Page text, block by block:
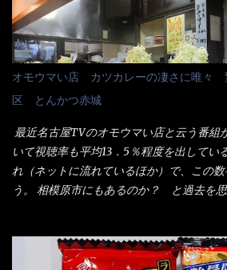
と湯が注がれていたら食べ進むうちに、
う。 これなら茹で上がった直後のままで
いか！ 別皿で、葱と天かすを満タンに用
れに湯が無い利点として、汁が薄まらな
れ！！ 湯があると、うどんと共に汁の方
う。つまりラーメンの麺にスープが絡む現
ずに汁も薄らむこともなく・・最後の方
しました。 腹イッパイだけど、得サイズ
たし満足達成度100％ 苦しいと云う事も
は入りそうだね。 と云う事で、今回＜釜
試したら、確...
パリ） まぁ～この慣習が残っているのは
士（昇進目的）などの世界でしょう。 要
感じかな。 丸亀製麺と云えば、大阪誕生
は？）へ広がった、讃岐饂飩チェーン店
無いでしょう。 各店舗で、毎日饂飩を打
方には店舗に寄って違う！と云う人も居る
讃岐饂飩チェーン店と関係があるのか？
ケージからすれば、間違いなく贈答用目
用箱詰め饂飩・・・またもやメガドンキ
この様な状態です。 乾麺の束が6束／一パ
1280円と云った感じです。 で私は幾らで
たかって？ それは非常に言いづらい・・
オモウマい店 カツカレーの凄さに唯々
区 とんかつ赤城
最近名古屋TVのオモウマい店と云う番組
いて視聴率も平均13．5％程度を出してい
れ（ネットに流れているほか）で、この
う。 相模原市にもあるのか？ と過去を
当している。 まずはこれを見て欲しい！
お皿＞である。 直ぐに気づいたでしょう